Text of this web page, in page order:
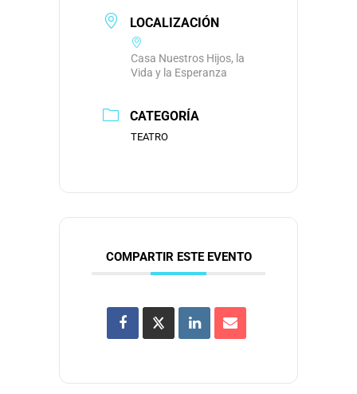
LOCALIZACIÓN
Casa Nuestros Hijos, la
Vida y la Esperanza
CATEGORÍA
TEATRO
COMPARTIR ESTE EVENTO